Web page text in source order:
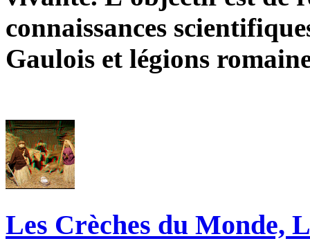
connaissances
Gaulois et légions
Les Crèches du Monde,